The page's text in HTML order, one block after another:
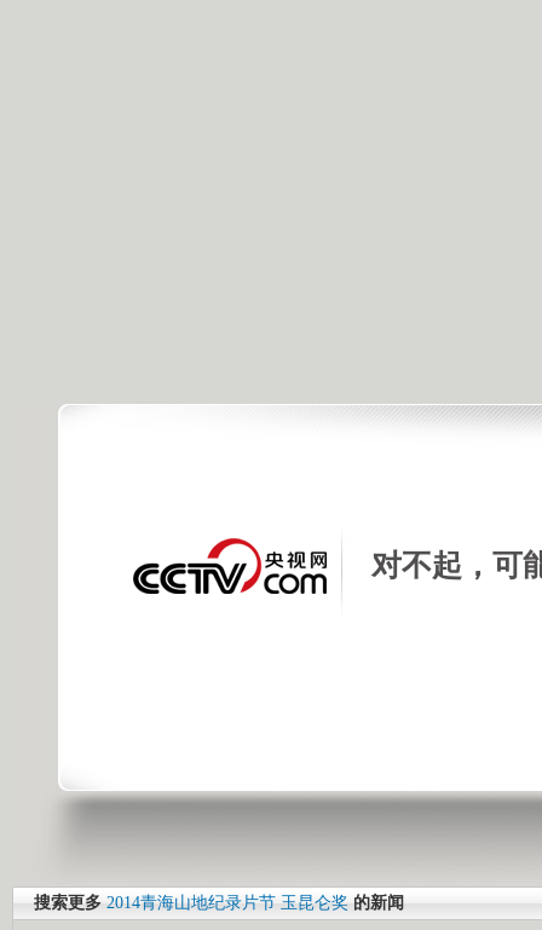
对不起，可
搜索更多2014青海山地纪录片节玉昆仑奖的新闻